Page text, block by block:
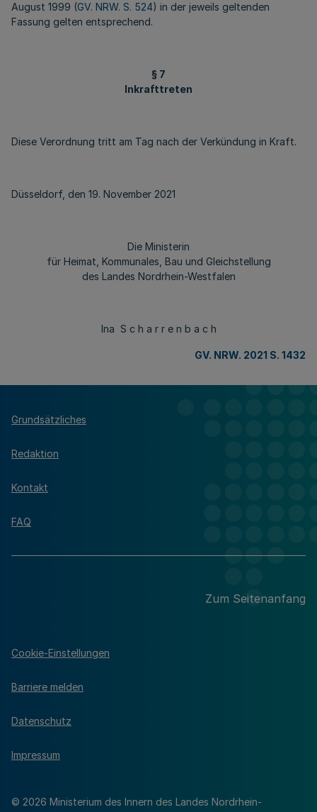
August 1999 (GV. NRW. S. 524) in der jeweils geltenden
Fassung gelten entsprechend.
§ 7
Inkrafttreten
Diese Verordnung tritt am Tag nach der Verkündung in Kraft.
Düsseldorf, den 19. November 2021
Die Ministerin
für Heimat, Kommunales, Bau und Gleichstellung
des Landes Nordrhein-Westfalen
Ina S c h a r r e n b a c h
GV. NRW. 2021 S. 1432
Grundsätzliches
Redaktion
Kontakt
FAQ
Zum Seitenanfang
© 2026 Ministerium des Innern des Landes Nordrhein-
Cookie-Einstellungen
Barriere melden
Datenschutz
Impressum